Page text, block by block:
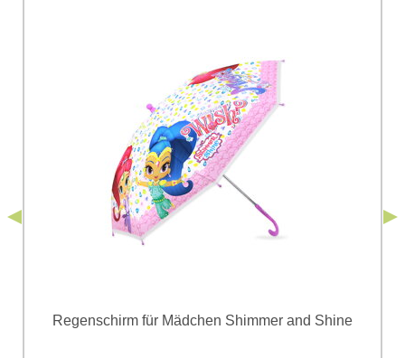
Ich stimme der Verarbeitung der im Formular angegebenen
personenbezogenen Daten zum Zwecke der Absendung
einverstanden. Ich habe dieDatenschutzbedingungen
Bomba s.r.o. zur Kenntnis genommen.*
Regenschirm für Mädchen Shimmer and Shine